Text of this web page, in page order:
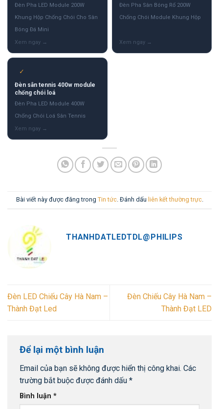
Đèn Pha LED Module 200W
Khung Hộp Chống Chói Cho Sân
Bóng Đá Mini
Đèn Pha Sân Bóng Rổ 200W
Chống Chói Module Khung Hộp
✓
Đèn sân tennis 400w module
chống chói loá
Đèn Pha LED Module 400W
Chống Chói Loá Sân Tennis
Bài viết này được đăng trong Tin tức. Đánh dấu liên kết thường trực.
THANHDATLEDTDL@PHILIPS
Đèn LED Chiếu Cây Hà Nam –
Thành Đạt Led
Đèn Chiếu Cây Hà Nam –
Thành Đạt LED
Để lại một bình luận
Email của bạn sẽ không được hiển thị công khai. Các
trường bắt buộc được đánh dấu *
Bình luận *